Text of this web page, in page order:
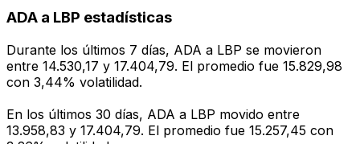
ADA a LBP estadísticas
Durante los últimos 7 días, ADA a LBP se movieron
entre 14.530,17 y 17.404,79. El promedio fue 15.829,98
con 3,44% volatilidad.
En los últimos 30 días, ADA a LBP movido entre
13.958,83 y 17.404,79. El promedio fue 15.257,45 con